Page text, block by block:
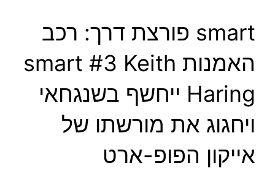
smart פורצת דרך: רכב
האמנות smart #3 Keith
Haring ייחשף בשנגחאי
ויחגוג את מורשתו של
אייקון הפופ-ארט